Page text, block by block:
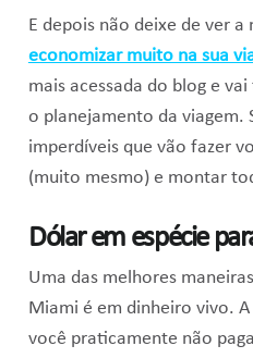
E depois não deixe de ver a
economizar muito na sua
mais acessada do blog e
o planejamento da viagem.
imperdíveis que vão fazer
(muito mesmo) e montar
Dólar em espécie
Uma das melhores
Miami é em dinheiro vivo.
você praticamente não